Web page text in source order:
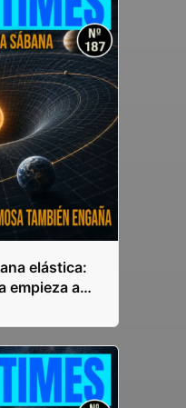
elástica:
empieza a